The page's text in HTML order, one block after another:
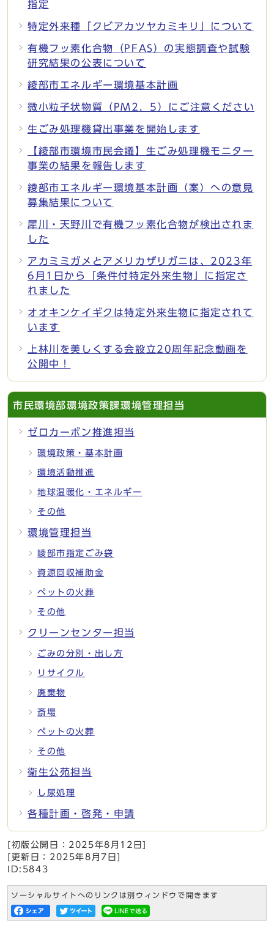
指定
特定外来種「クビアカツヤカミキリ」について
有機フッ素化合物（PFAS）の実態調査や試験
研究結果の公表について
綾部市エネルギー環境基本計画
微小粒子状物質（PM2．5）にご注意ください
生ごみ処理機貸出事業を開始します
【綾部市環境市民会議】生ごみ処理機モニター
事業の結果を報告します
綾部市エネルギー環境基本計画（案）への意見
募集結果について
犀川・天野川で有機フッ素化合物が検出されま
した
アカミミガメとアメリカザリガニは、2023年
6月1日から「条件付特定外来生物」に指定さ
れました
オオキンケイギクは特定外来生物に指定されて
います
上林川を美しくする会設立20周年記念動画を
公開中！
市民環境部環境政策課環境管理担当
ゼロカーボン推進担当
環境政策・基本計画
環境活動推進
地球温暖化・エネルギー
その他
環境管理担当
綾部市指定ごみ袋
資源回収補助金
ペットの火葬
その他
クリーンセンター担当
ごみの分別・出し方
リサイクル
廃棄物
斎場
ペットの火葬
その他
衛生公苑担当
し尿処理
各種計画・啓発・申請
[初版公開日： 2025年8月12日
[更新日： 2025年8月7日
ID:5843
ソーシャルサイトへのリンクは別ウィンドウで開きます